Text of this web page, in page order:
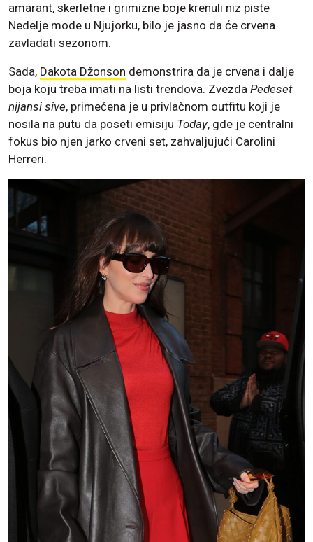
amarant, skerletne i grimizne boje krenuli niz piste
Nedelje mode u Njujorku, bilo je jasno da će crvena
zavladati sezonom.
Sada, Dakota Džonson demonstrira da je crvena i dalje
boja koju treba imati na listi trendova. Zvezda Pedeset
nijansi sive, primećena je u privlačnom outfitu koji je
nosila na putu da poseti emisiju Today, gde je centralni
fokus bio njen jarko crveni set, zahvaljujući Carolini
Herreri.